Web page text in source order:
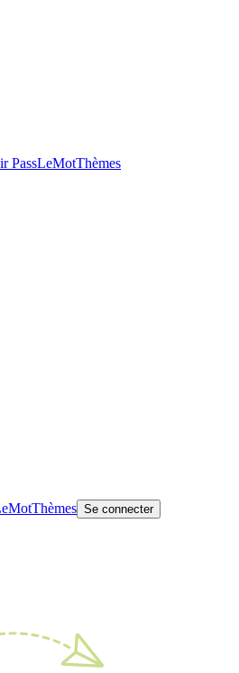
PassLeMotThèmes
Thèmes Se connecter